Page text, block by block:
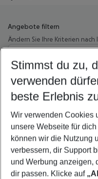
Angebote filtern
Ändern Sie Ihre Kriterien nach
Wähle deinen
Beliebiger Abflughafen
Wähle deinen
2 Erwachsene Keine
Mehr
Stimmst du zu,
verwenden
beste Erlebnis
Wir verwenden Cookies
unsere Webseite für
können wir die Nutzung
verbessern, dir Support
und Werbung anzeigen,
dir passen. Klicke auf